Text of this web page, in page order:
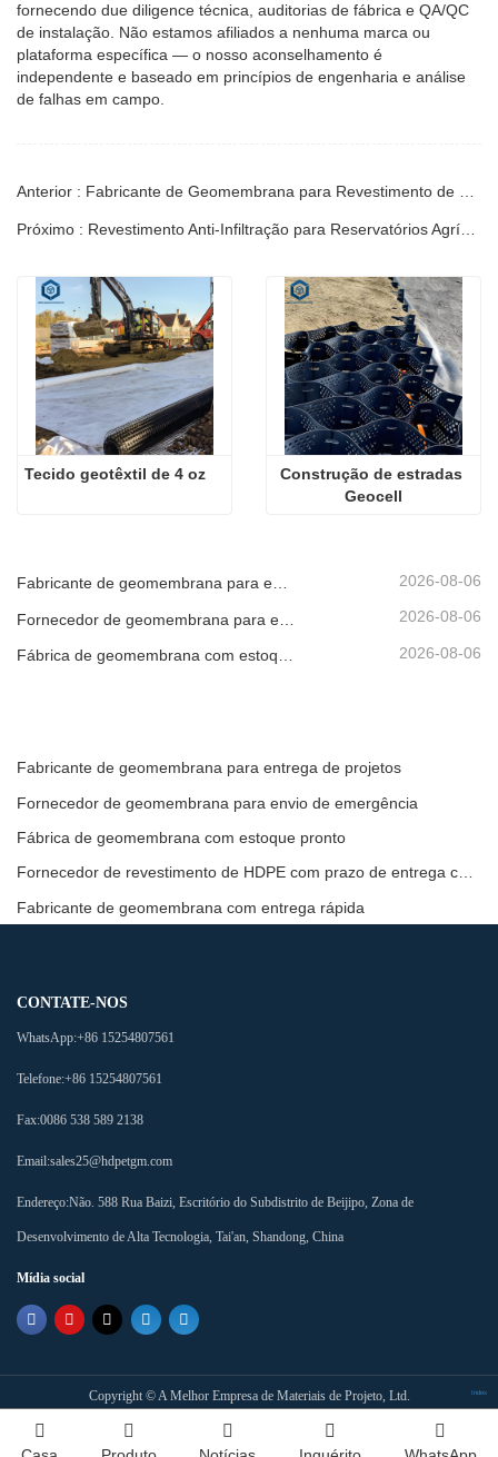
fornecendo due diligence técnica, auditorias de fábrica e QA/QC
de instalação. Não estamos afiliados a nenhuma marca ou
plataforma específica — o nosso aconselhamento é
independente e baseado em princípios de engenharia e análise
de falhas em campo.
Tecido geotêxtil de 4 oz
Construção de estradas
Geocell
Fabricante de geomembrana para entrega de projetos 2026-08-06
2026-08-06
2026-08-06
Fabricante de geomembrana para entrega de projetos
Fornecedor de geomembrana para envio de emergência
Fábrica de geomembrana com estoque pronto
Fornecedor de revestimento de HDPE com prazo de entrega curto
Fabricante de geomembrana com entrega rápida
CONTATE-NOS
WhatsApp:+86 15254807561
Telefone:+86 15254807561
Fax:0086 538 589 2138
Email:sales25@hdpetgm.com
Endereço:Não. 588 Rua Baizi, Escritório do Subdistrito de Beijipo, Zona de
Desenvolvimento de Alta Tecnologia, Tai'an, Shandong, China
Mídia social
Copyright ©A Melhor Empresa de Materiais de Projeto, Ltd. Index